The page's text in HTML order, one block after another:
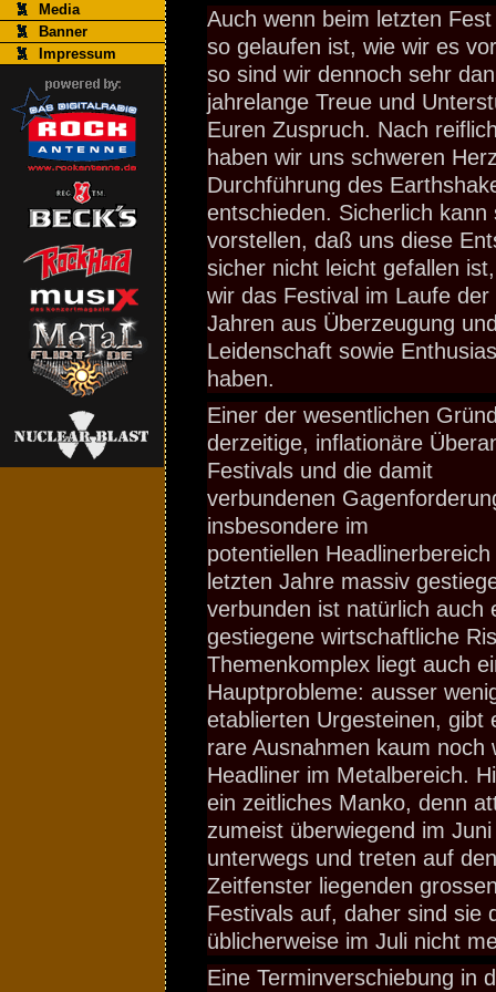
Auch wenn beim letzten
so gelaufen ist, wie wir es
so sind wir dennoch sehr
jahrelange Treue und
Euren Zuspruch. Nach
haben wir uns schweren
Durchführung des
entschieden. Sicherlich kann
vorstellen, daß uns diese
sicher nicht leicht gefallen
wir das Festival im Laufe
Jahren aus Überzeugung
Leidenschaft sowie
haben.
Einer der wesentlichen
derzeitige, inflationäre
Festivals und die damit
verbundenen
insbesondere im
potentiellen
letzten Jahre massiv
verbunden ist natürlich auch
gestiegene wirtschaftliche
Themenkomplex liegt auch
Hauptprobleme: ausser
etablierten Urgesteinen, gibt
rare Ausnahmen kaum noch
Headliner im Metalbereich.
ein zeitliches Manko, denn
zumeist überwiegend im
unterwegs und treten auf
Zeitfenster liegenden
Festivals auf, daher sind sie
üblicherweise im Juli nicht
Eine Terminverschiebung in
Media
Banner
Impressum